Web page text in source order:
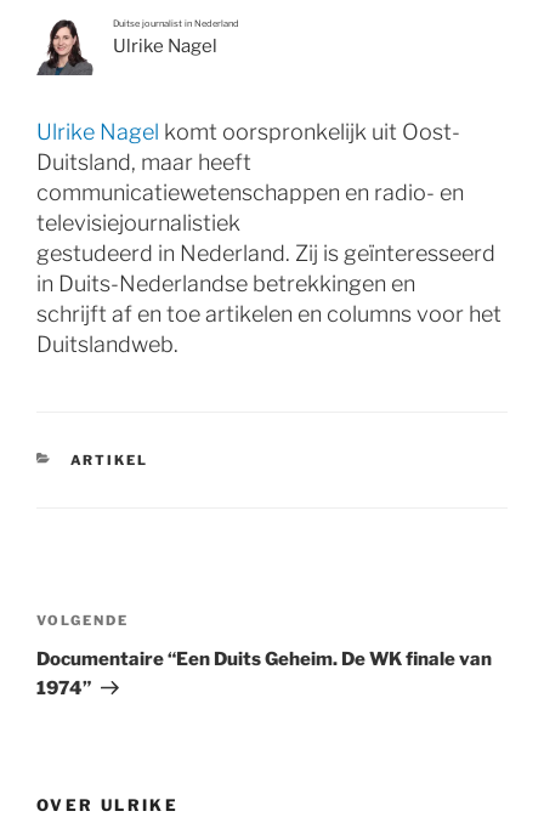
Duitse journalist in Nederland
Ulrike Nagel
Ulrike Nagel komt oorspronkelijk uit Oost-
Duitsland, maar heeft
communicatiewetenschappen en radio- en
televisiejournalistiek
gestudeerd in Nederland. Zij is geïnteresseerd
in Duits-Nederlandse betrekkingen en
schrijft af en toe artikelen en columns voor het
Duitslandweb.
CATEGORIEËN
ARTIKEL
navigatie
Volgend
bericht
VOLGENDE
Documentaire “Een Duits Geheim. De WK finale van
1974”
OVER ULRIKE